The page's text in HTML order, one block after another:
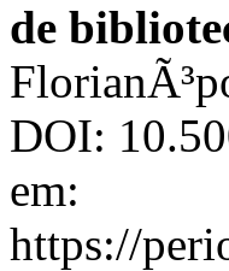
de
DOI:
em:
https://